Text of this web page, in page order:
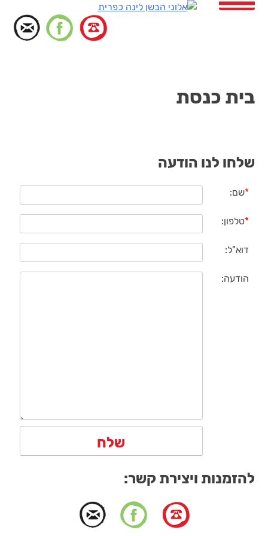
דלג
בית כנסת
שלחו לנו הודעה
*שם:
*טלפון:
דוא"ל:
הודעה:
להזמנות ויצירת קשר: